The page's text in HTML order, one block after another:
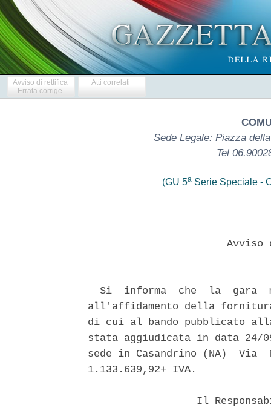
Avviso di rettifica
Errata corrige
Atti correlati
Sede Legale: Piazza
Tel
(GU 5a Serie Speciale -
Si  informa  che  la  gara
all'affidamento della
di cui al bando pubblicato
stata aggiudicata in data 24/
sede in Casandrino (NA)
1.133.639,92+ IVA.
Il